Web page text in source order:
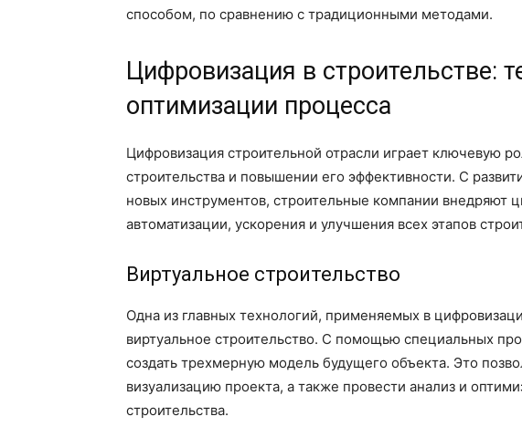
способом, по сравнению с традиционными методами.
Цифровизация в строительстве:
оптимизации процесса
Цифровизация строительной отрасли играет ключевую
строительства и повышении его эффективности. С
новых инструментов, строительные компании внедряют
автоматизации, ускорения и улучшения всех этапов
Виртуальное строительство
Одна из главных технологий, применяемых в
виртуальное строительство. С помощью специальных
создать трехмерную модель будущего объекта. Это
визуализацию проекта, а также провести анализ и
строительства.